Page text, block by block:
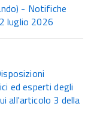
- Notifiche
luglio 2026
ed esperti degli
all'articolo 3 della